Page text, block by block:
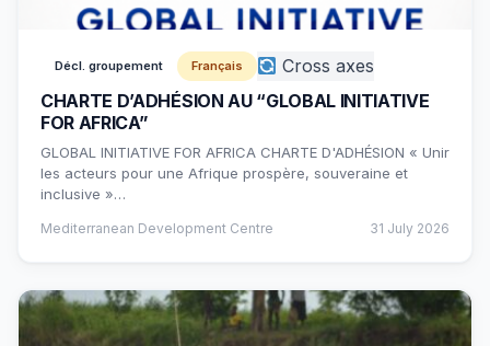
Décl. groupement Français
Cross axes
CHARTE D’ADHÉSION AU “GLOBAL INITIATIVE
FOR AFRICA”
GLOBAL INITIATIVE FOR AFRICA CHARTE D'ADHÉSION « Unir
les acteurs pour une Afrique prospère, souveraine et
inclusive »…
Mediterranean Development Centre 31 July 2026